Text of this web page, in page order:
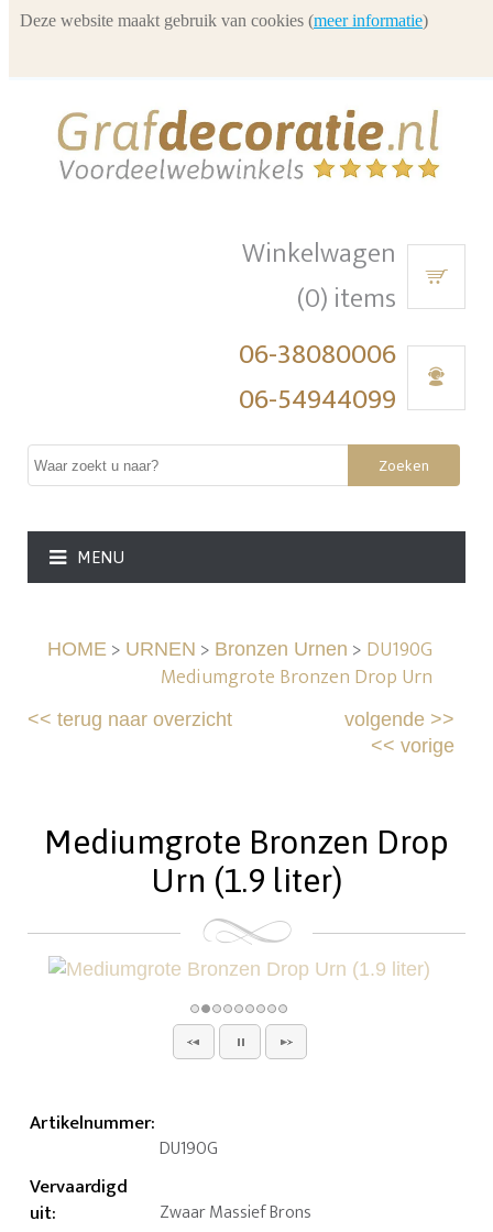
Winkelwagen
(0) items
06-38080006
06-54944099
Zoeken
MENU
HOME> URNEN > Bronzen Urnen > DU190G
Mediumgrote Bronzen Drop Urn
<<terug naar overzicht volgende>>
<< vorige
Mediumgrote Bronzen Drop
Urn (1.9 liter)
Artikelnummer:
DU190G
Vervaardigd
uit: Zwaar Massief Brons
Deze website maakt gebruik van cookies (meer informatie)